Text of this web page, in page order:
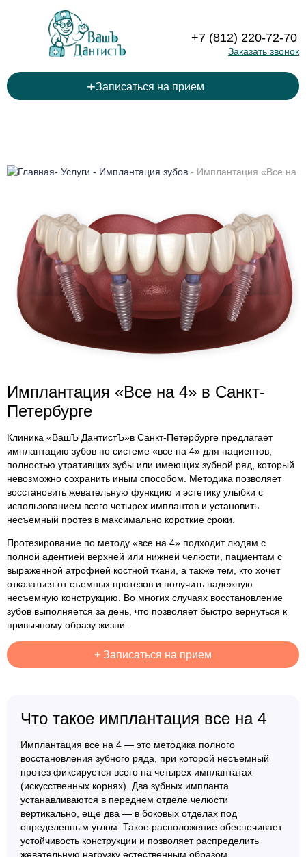
+7 (812) 220-72-70
Заказать звонок
+Записаться на прием
- Услуги - Имплантация зубов - Имплантация «Все на
Имплантация «Все на 4» в Санкт-
Петербурге
Клиника «ВашЪ ДантистЪ»в Санкт-Петербурге предлагает
имплантацию зубов по системе «все на 4» для пациентов,
полностью утративших зубы или имеющих зубной ряд, который
невозможно сохранить иным способом. Методика позволяет
восстановить жевательную функцию и эстетику улыбки с
использованием всего четырех имплантов и установить
несъемный протез в максимально короткие сроки.
Протезирование по методу «все на 4» подходит людям с
полной адентией верхней или нижней челюсти, пациентам с
выраженной атрофией костной ткани, а также тем, кто хочет
отказаться от съемных протезов и получить надежную
несъемную конструкцию. Во многих случаях восстановление
зубов выполняется за день, что позволяет быстро вернуться к
привычному образу жизни.
+ Записаться на прием
Что такое имплантация все на 4
Имплантация все на 4 — это методика полного
восстановления зубного ряда, при которой несъемный
протез фиксируется всего на четырех имплантатах
(искусственных корнях). Два зубных импланта
устанавливаются в переднем отделе челюсти
вертикально, еще два — в боковых отделах под
определенным углом. Такое расположение обеспечивает
устойчивость конструкции и позволяет распределить
жевательную нагрузку естественным образом.